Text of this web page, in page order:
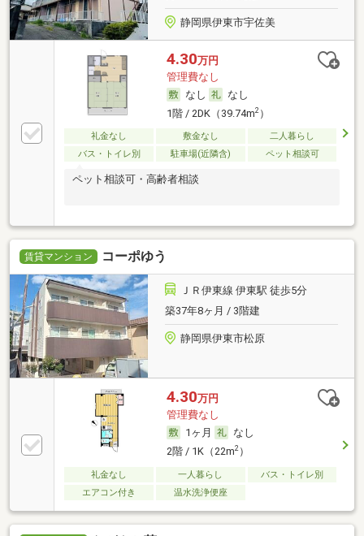
静岡県伊東市宇佐美
4.30万円
管理費なし
なし
なし
1階 / 2DK（39.74m2）
礼金なし 敷金なし
二人暮らし
バス・トイレ別
駐車場(近隣含) ペット相談可
ペット相談可・高齢者相談
賃貸マンション コーポゆう
ＪＲ伊東線 伊東駅 徒歩5分
築37年8ヶ月 / 3階建
静岡県伊東市松原
4.30万円
管理費なし
1ヶ月
なし
2階 / 1K（22m2）
礼金なし 一人暮らし
バス・トイレ別
エアコン付き
温水洗浄便座